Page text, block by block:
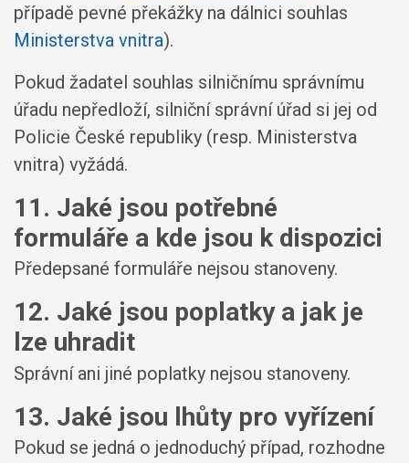
případě pevné překážky na dálnici souhlas
Ministerstva vnitra).
Pokud žadatel souhlas silničnímu správnímu
úřadu nepředloží, silniční správní úřad si jej od
Policie České republiky (resp. Ministerstva
vnitra) vyžádá.
11. Jaké jsou potřebné
formuláře a kde jsou k dispozici
Předepsané formuláře nejsou stanoveny.
12. Jaké jsou poplatky a jak je
lze uhradit
Správní ani jiné poplatky nejsou stanoveny.
13. Jaké jsou lhůty pro vyřízení
Pokud se jedná o jednoduchý případ, rozhodne